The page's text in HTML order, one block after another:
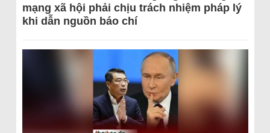
mạng xã hội phải chịu trách nhiệm pháp lý
khi dẫn nguồn báo chí